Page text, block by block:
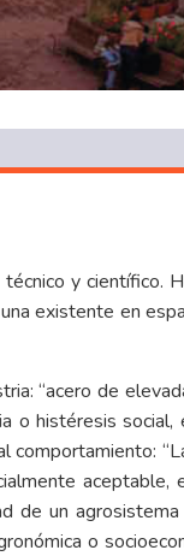
técnico y científico.
existente en
“acero de
o histéresis
de un
o